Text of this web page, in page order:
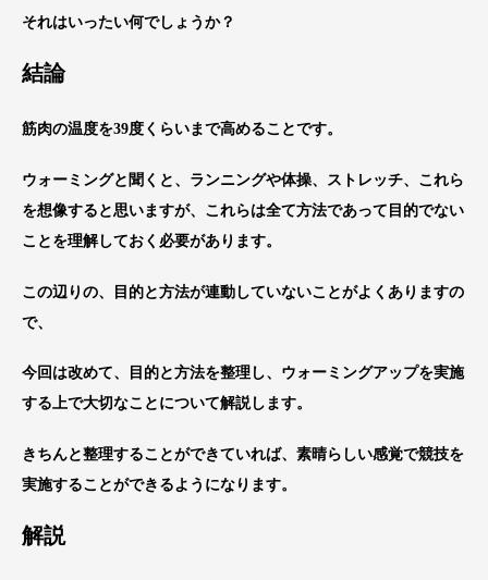
それはいったい何でしょうか？
結論
筋肉の温度を39度くらいまで高めることです。
ウォーミングと聞くと、ランニングや体操、ストレッチ、これら
を想像すると思いますが、これらは全て方法であって目的でない
ことを理解しておく必要があります。
この辺りの、目的と方法が連動していないことがよくありますの
で、
今回は改めて、目的と方法を整理し、ウォーミングアップを実施
する上で大切なことについて解説します。
きちんと整理することができていれば、素晴らしい感覚で競技を
実施することができるようになります。
解説